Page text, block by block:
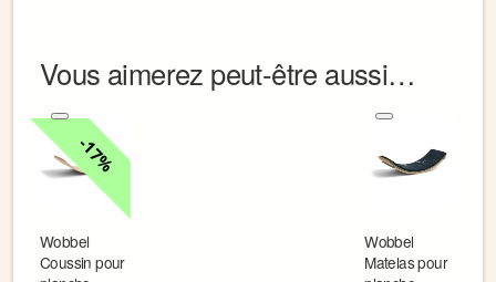
Vous aimerez peut-être aussi…
17%
Wobbel
Coussin pour
Wobbel
Matelas pour